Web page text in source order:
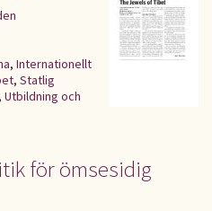
, Internationellt
, Statlig
, Utbildning och
för ömsesidig